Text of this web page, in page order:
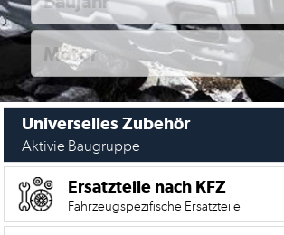
Universelles Zubehör
Aktivie Baugruppe
Ersatzteile nach KFZ
Fahrzeugspezifische Ersatzteile